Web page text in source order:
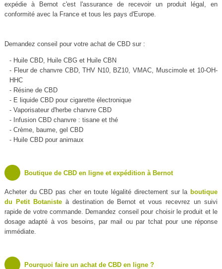
expédie à Bernot c'est l'assurance de recevoir un produit légal, en
conformité avec la France et tous les pays d'Europe.
Demandez conseil pour votre achat de CBD sur :
- Huile CBD, Huile CBG et Huile CBN
- Fleur de chanvre CBD, THV N10, BZ10, VMAC, Muscimole et 10-OH-
HHC
- Résine de CBD
- E liquide CBD pour cigarette électronique
- Vaporisateur d'herbe chanvre CBD
- Infusion CBD chanvre : tisane et thé
- Crème, baume, gel CBD
- Huile CBD pour animaux
Boutique de CBD en ligne et expédition à Bernot
Acheter du CBD pas cher en toute légalité directement sur la boutique
du Petit Botanisteà destination de Bernot et vous recevrez un suivi
rapide de votre commande. Demandez conseil pour choisir le produit et le
dosage adapté à vos besoins, par mail ou par tchat pour une réponse
immédiate.
Pourquoi faire un achat de CBD en ligne ?